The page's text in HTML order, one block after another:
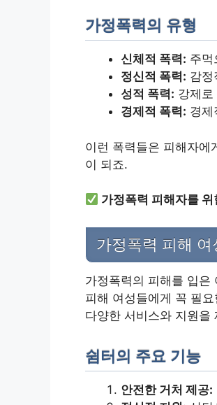
가정폭력의 유형
신체적 폭력: 주먹
정신적 폭력: 감정
성적 폭력: 강제
경제적 폭력: 경제
이런 폭력들은 피해자에
이 되죠.
가정폭력 피해자를
가정폭력 피해 여
가정폭력의 피해를 입은
피해 여성들에게 꼭 필
다양한 서비스와 지원을
쉼터의 주요 기능
안전한 거처 제공: